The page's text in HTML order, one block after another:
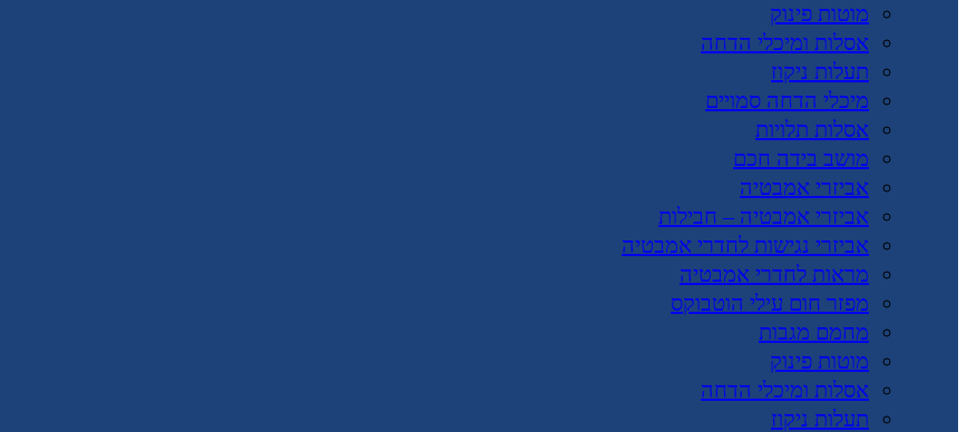
מוטות פינוק
אסלות ומיכלי הדחה
תעלות ניקוז
מיכלי הדחה סמויים
אסלות תלויות
מושב בידה חכם
אביזרי אמבטיה
אביזרי אמבטיה – חבילות
אביזרי נגישות לחדרי אמבטיה
מראות לחדרי אמבטיה
מפזר חום עילי הוטבוקס
מחמם מגבות
מוטות פינוק
אסלות ומיכלי הדחה
תעלות ניקוז